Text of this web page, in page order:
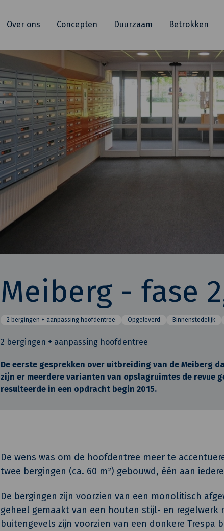
Over ons Concepten Duurzaam Betrokken
Meiberg - fase
2 bergingen + aanpassing hoofdentree Opgeleverd Binnenstedelijk
2 bergingen + aanpassing hoofdentree
De eerste gesprekken over uitbreiding van de Meiberg
zijn er meerdere varianten van opslagruimtes de revue
resulteerde in een opdracht begin 2015.
De wens was om de hoofdentree meer te
twee bergingen (ca. 60 m²) gebouwd, één aan
De bergingen zijn voorzien van een monolitisch
geheel gemaakt van een houten stijl- en regelwerk
buitengevels zijn voorzien van een donkere Trespa